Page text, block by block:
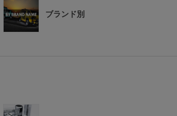
ブランド別